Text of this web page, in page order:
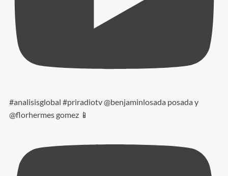
#analisisglobal #priradiotv @benjaminlosada posada y
@florhermes gomez 📱